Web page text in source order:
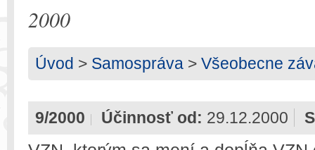
2000
Úvod > Samospráva > Všeobecne
9/2000 Účinnosť od: 29.12.2000